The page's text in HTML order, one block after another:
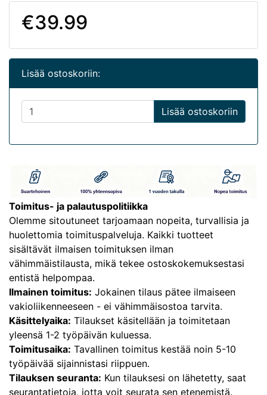
€39.99
Lisää ostoskoriin:
Lisää ostoskoriin
Toimitus- ja palautuspolitiikka
Olemme sitoutuneet tarjoamaan nopeita, turvallisia ja
huolettomia toimituspalveluja. Kaikki tuotteet
sisältävät ilmaisen toimituksen ilman
vähimmäistilausta, mikä tekee ostoskokemuksestasi
entistä helpompaa.
Ilmainen toimitus: Jokainen tilaus pätee ilmaiseen
vakioliikenneeseen - ei vähimmäisostoa tarvita.
Käsittelyaika: Tilaukset käsitellään ja toimitetaan
yleensä 1-2 työpäivän kuluessa.
Toimitusaika: Tavallinen toimitus kestää noin 5-10
työpäivää sijainnistasi riippuen.
Tilauksen seuranta: Kun tilauksesi on lähetetty, saat
seurantatietoja, jotta voit seurata sen etenemistä.